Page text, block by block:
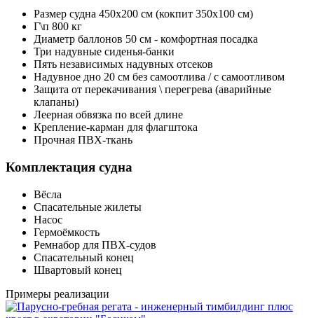
Размер судна 450х200 см (кокпит 350х100 см)
Г\п 800 кг
Диаметр баллонов 50 см - комфортная посадка
Три надувные сиденья-банки
Пять независимых надувных отсеков
Надувное дно 20 см без самоотлива / с самоотливом
Защита от перекачивания \ перегрева (аварийные
клапаны)
Леерная обвязка по всей длине
Крепление-карман для флагштока
Прочная ПВХ-ткань
Комплектация судна
Вёсла
Спасательные жилеты
Насос
Гермоёмкость
Ремнабор для ПВХ-судов
Спасательный конец
Швартовый конец
Примеры реализации